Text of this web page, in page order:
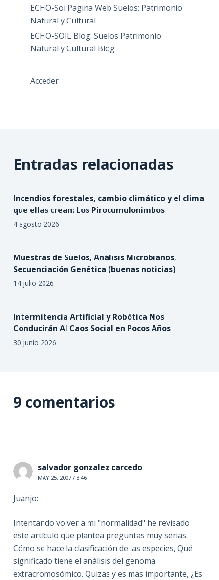
ECHO-Soi Pagina Web Suelos: Patrimonio
Natural y Cultural
ECHO-SOIL Blog: Suelos Patrimonio
Natural y Cultural Blog
Acceder
Entradas relacionadas
Incendios forestales, cambio climático y el clima
que ellas crean: Los Pirocumulonimbos
4 agosto 2026
Muestras de Suelos, Análisis Microbianos,
Secuenciación Genética (buenas noticias)
14 julio 2026
Intermitencia Artificial y Robótica Nos
Conducirán Al Caos Social en Pocos Años
30 junio 2026
9 comentarios
salvador gonzalez carcedo
MAY 25, 2007 / 3:46
Juanjo:
Intentando volver a mi "normalidad" he revisado
este artículo que plantea preguntas muy serias.
Cómo se hace la clasificación de las especies, Qué
significado tiene el análisis del genoma
extracromosómico. Quizas y es mas importante, ¿Es